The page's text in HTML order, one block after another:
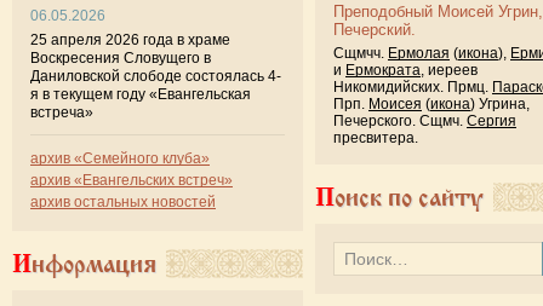
06.05.2026
25 апреля 2026 года в храме
Воскресения Словущего в
Даниловской слободе состоялась 4-
я в текущем году «Евангельская
встреча»
архив «Семейного клуба»
архив «Евангельских встреч»
архив остальных новостей
Информация
Преподобный Моисей Угрин,
Печерский.
Сщмчч. Ермолая (икона),
и Ермократа, иереев
Никомидийских. Прмц.
Прп. Моисея (икона) Угрина,
Печерского. Сщмч. Сергия
пресвитера.
Поиск по сайту